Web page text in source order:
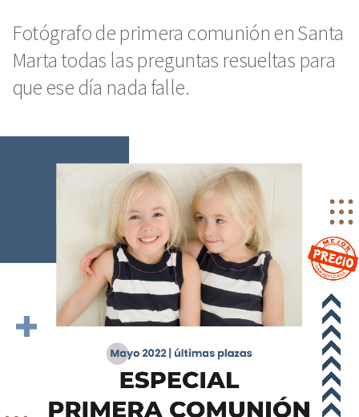
Fotógrafo de primera comunión en Santa
Marta todas las preguntas resueltas para
que ese día nada falle.